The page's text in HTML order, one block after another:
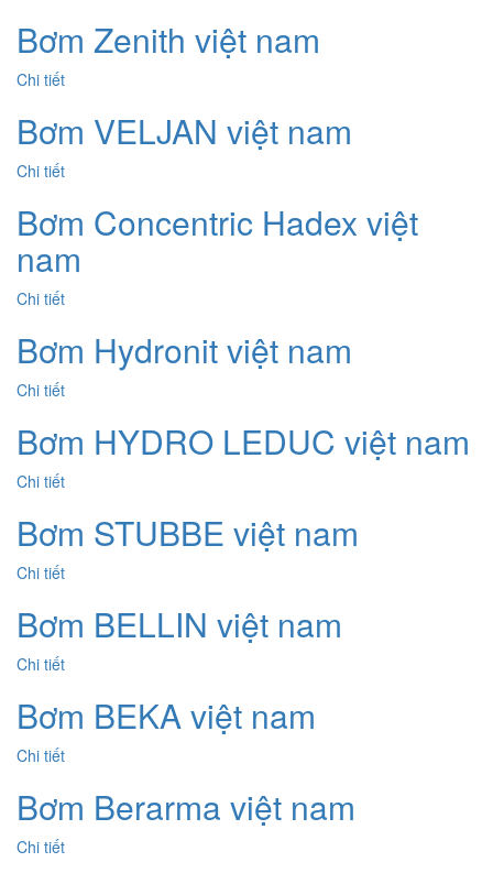
Bơm Zenith việt nam
Chi tiết
Bơm VELJAN việt nam
Chi tiết
Bơm Concentric Hadex việt
nam
Chi tiết
Bơm Hydronit việt nam
Chi tiết
Bơm HYDRO LEDUC việt nam
Chi tiết
Bơm STUBBE việt nam
Chi tiết
Bơm BELLIN việt nam
Chi tiết
Bơm BEKA việt nam
Chi tiết
Bơm Berarma việt nam
Chi tiết